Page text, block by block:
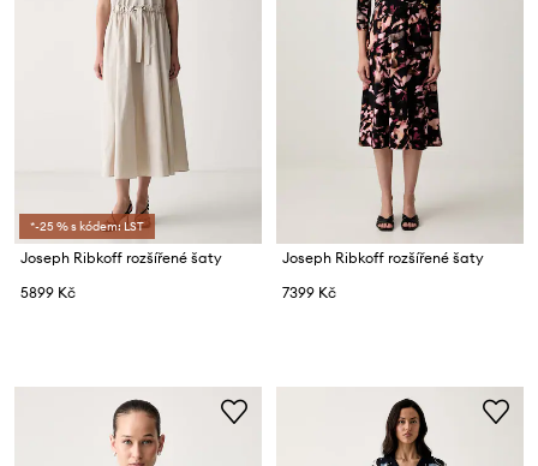
*-25 % s kódem: LST
Joseph Ribkoff rozšířené šaty
5899 Kč
Joseph Ribkoff rozšířené šaty
7399 Kč